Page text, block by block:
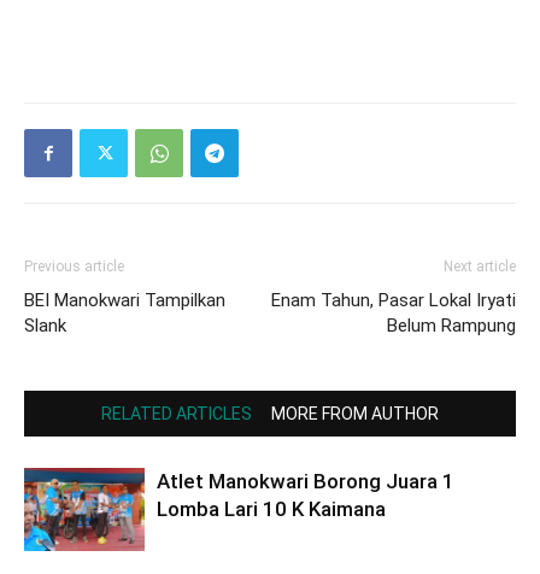
Previous article
BEI Manokwari Tampilkan
Slank
Next article
Enam Tahun, Pasar Lokal Iryati
Belum Rampung
RELATED ARTICLES MORE FROM AUTHOR
Atlet Manokwari Borong Juara 1
Lomba Lari 10 K Kaimana